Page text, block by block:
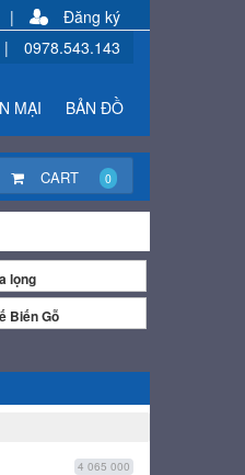
|
Đăng ký
| 0978.543.143
MẠI BẢN ĐỒ
CART 0
lọng
Biến Gỗ
4 065 000